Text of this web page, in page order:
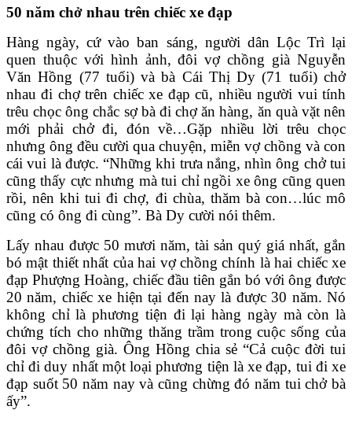
50 năm chở nhau trên chiếc xe đạp
Hàng ngày, cứ vào ban sáng, người dân Lộc Trì lại
quen thuộc với hình ảnh, đôi vợ chồng già Nguyễn
Văn Hồng (77 tuổi) và bà Cái Thị Dy (71 tuổi) chở
nhau đi chợ trên chiếc xe đạp cũ, nhiều người vui tính
trêu chọc ông chắc sợ bà đi chợ ăn hàng, ăn quà vặt nên
mới phải chở đi, đón về…Gặp nhiều lời trêu chọc
nhưng ông đều cười qua chuyện, miễn vợ chồng và con
cái vui là được. “Những khi trưa nắng, nhìn ông chở tui
cũng thấy cực nhưng mà tui chỉ ngồi xe ông cũng quen
rồi, nên khi tui đi chợ, đi chùa, thăm bà con…lúc mô
cũng có ông đi cùng”. Bà Dy cười nói thêm.
Lấy nhau được 50 mươi năm, tài sản quý giá nhất, gắn
bó mật thiết nhất của hai vợ chồng chính là hai chiếc xe
đạp Phượng Hoàng, chiếc đầu tiên gắn bó với ông được
20 năm, chiếc xe hiện tại đến nay là được 30 năm. Nó
không chỉ là phương tiện đi lại hàng ngày mà còn là
chứng tích cho những thăng trầm trong cuộc sống của
đôi vợ chồng già. Ông Hồng chia sẻ “Cả cuộc đời tui
chỉ đi duy nhất một loại phương tiện là xe đạp, tui đi xe
đạp suốt 50 năm nay và cũng chừng đó năm tui chở bà
ấy”.